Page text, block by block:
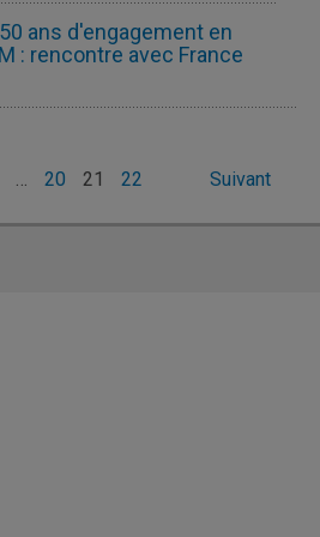
ans d'engagement en
: rencontre avec France
… 20 21 22 Suivant